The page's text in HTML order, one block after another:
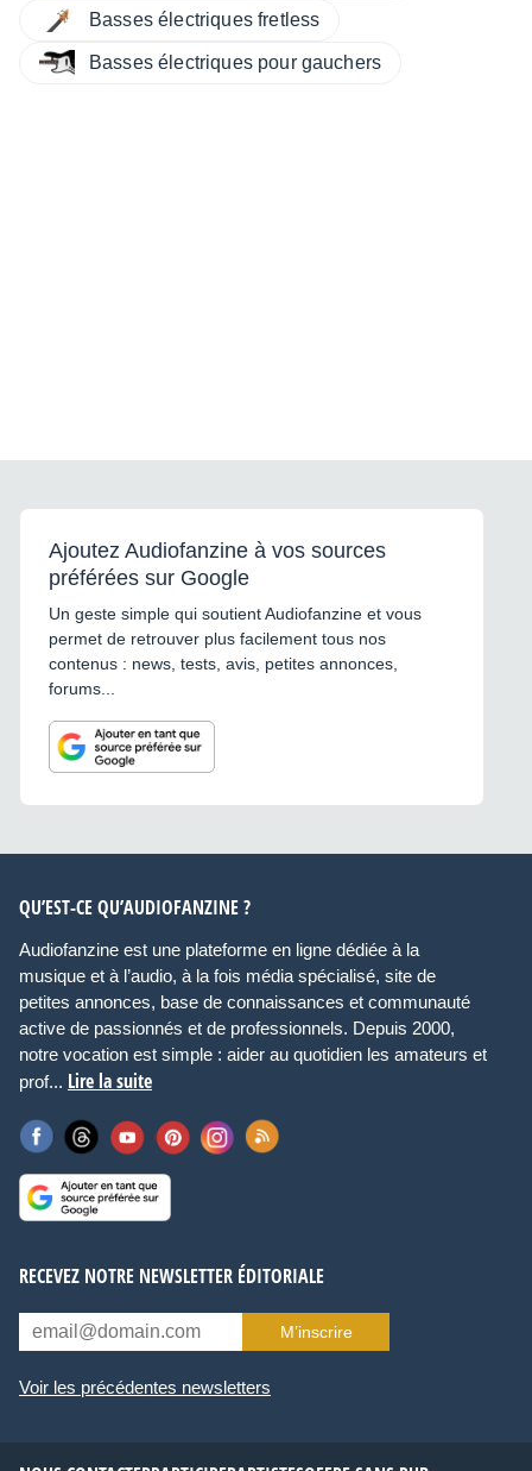
Basses électriques fretless
Basses électriques pour gauchers
Ajoutez Audiofanzine à vos sources
préférées sur Google
Un geste simple qui soutient Audiofanzine et vous
permet de retrouver plus facilement tous nos
contenus : news, tests, avis, petites annonces,
forums...
QU’EST-CE QU’AUDIOFANZINE ?
Audiofanzine est une plateforme en ligne dédiée à la
musique et à l’audio, à la fois média spécialisé, site de
petites annonces, base de connaissances et communauté
active de passionnés et de professionnels. Depuis 2000,
notre vocation est simple : aider au quotidien les amateurs et
prof... Lire la suite
RECEVEZ NOTRE NEWSLETTER ÉDITORIALE
M’inscrire
Voir les précédentes newsletters